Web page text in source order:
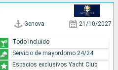
Genova 21/10/2027
Todo incluido
Servicio de mayordomo 24/24
Espacios exclusivos Yacht Club